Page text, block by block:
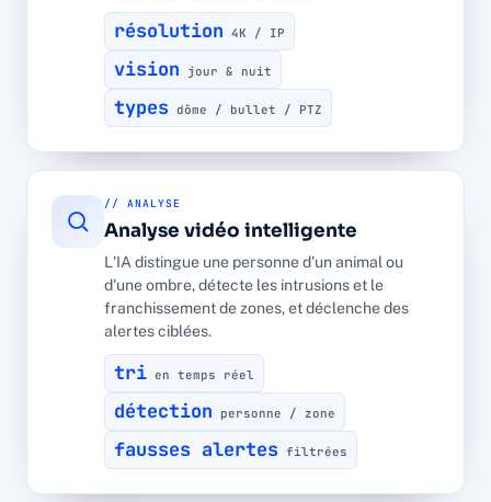
résolution 4K / IP
vision jour & nuit
types dôme / bullet / PTZ
// ANALYSE
Analyse vidéo intelligente
L'IA distingue une personne d'un animal ou
d'une ombre, détecte les intrusions et le
franchissement de zones, et déclenche des
alertes ciblées.
tri en temps réel
détection personne / zone
fausses alertes filtrées